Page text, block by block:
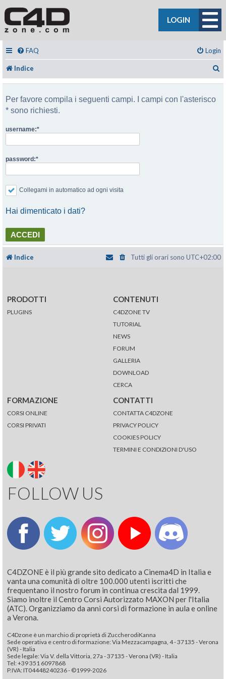
LOGIN
FAQ Login
Indice
Per favore compila i seguenti campi. I campi con l'asterisco
* sono richiesti.
username:
password:
Collegami in automatico ad ogni visita
Hai dimenticato i dati?
Indice Tutti gli orari sono UTC+02:00
PRODOTTI
PLUGINS
CONTENUTI
C4DZONE TV
TUTORIAL
NEWS
FORUM
GALLERIA
DOWNLOAD
CERCA
FORMAZIONE
CORSI ONLINE
CORSI PRIVATI
CONTATTI
CONTATTA C4DZONE
PRIVACY POLICY
COOKIES POLICY
TERMINI E CONDIZIONI D'USO
FOLLOW US
C4DZONE è il più grande sito dedicato a Cinema4D in Italia e
vanta una comunità di oltre 100.000 utenti iscritti che
frequentano il nostro forum in continua crescita dal 1999.
Siamo inoltre il Centro Corsi Autorizzato MAXON per l'Italia
(ATC). Organizziamo da anni corsi di formazione in aula e online
a Verona.
C4Dzone è un marchio di proprietà di ZuccherodiKanna
Sede operativa e centro di formazione: Via Mezzacampagna, 4 - 37135 - Verona
(VR) - Italia
Sede legale: Via V. della Vittoria, 27a - 37135 - Verona (VR) - Italia
Tel: +39 351 6097868‬
P.IVA: IT04448240236 - ©1999-2026